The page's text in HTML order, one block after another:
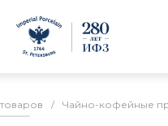
/ Чайно-кофейные